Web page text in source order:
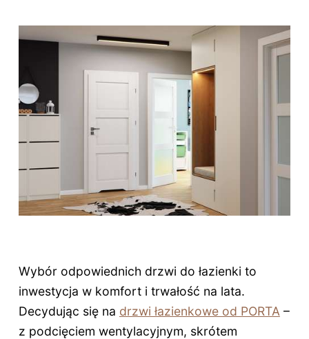
Wybór odpowiednich drzwi do łazienki to
inwestycja w komfort i trwałość na lata.
Decydując się na drzwi łazienkowe od PORTA –
z podcięciem wentylacyjnym, skrótem